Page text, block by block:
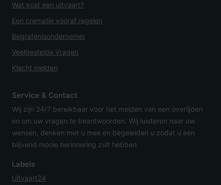
Wat kost een uitvaart?
Een crematie vooraf regelen
Begrafenisondernemer
Veelgestelde Vragen
Klacht melden
Service & Contact
Wij zijn 24/7 bereikbaar voor het melden van een overlijden
en om uw vragen te beantwoorden. Wij luisteren naar uw
wensen, denken met u mee en begeleiden u zodat u een
blijvend mooie herinnering zult hebben
Labels
Uitvaart24